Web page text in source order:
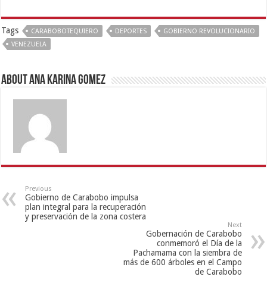
Tags CARABOBOTEQUIERO DEPORTES
GOBIERNO REVOLUCIONARIO
VENEZUELA
About Ana Karina Gomez
Previous
Gobierno de Carabobo impulsa
plan integral para la recuperación
y preservación de la zona costera
Next
Gobernación de Carabobo
conmemoró el Día de la
Pachamama con la siembra de
más de 600 árboles en el Campo
de Carabobo